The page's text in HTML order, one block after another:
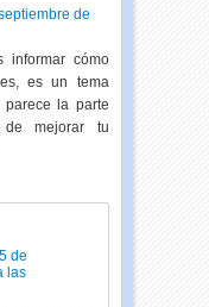
de
informar cómo
es un tema
la parte
mejorar tu
de
las